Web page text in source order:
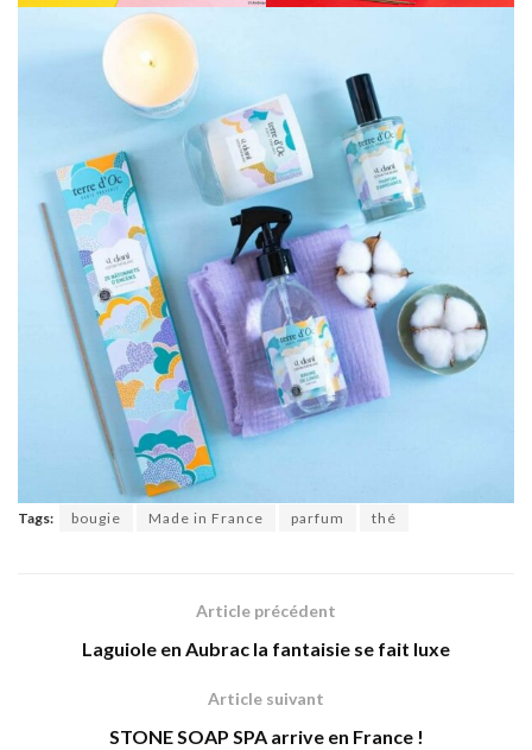
Tags: bougie Made in France parfum thé
Article précédent
Laguiole en Aubrac la fantaisie se fait luxe
Article suivant
STONE SOAP SPA arrive en France !